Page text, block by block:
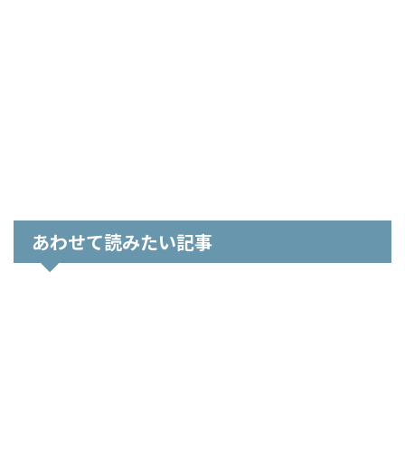
あわせて読みたい記事